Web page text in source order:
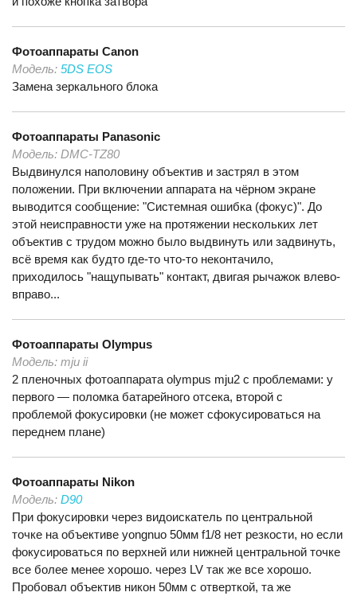
Фотоаппараты Canon
Модель: 5DS EOS
Замена зеркального блока
Фотоаппараты Panasonic
Модель: DMC-TZ80
Выдвинулся наполовину объектив и застрял в этом
положении. При включении аппарата на чёрном экране
выводится сообщение: "Системная ошибка (фокус)". До
этой неисправности уже на протяжении нескольких лет
объектив с трудом можно было выдвинуть или задвинуть,
всё время как будто где-то что-то неконтачило,
приходилось "нащупывать" контакт, двигая рычажок влево-
вправо...
Фотоаппараты Olympus
Модель: mju ii
2 пленочных фотоаппарата olympus mju2 с проблемами: у
первого — поломка батарейного отсека, второй с
проблемой фокусировки (не может сфокусироваться на
переднем плане)
Фотоаппараты Nikon
Модель: D90
При фокусировки через видоискатель по центральной
точке на объективе yongnuo 50мм f1/8 нет резкости, но если
фокусироваться по верхней или нижней центральной точке
все более менее хорошо. через LV так же все хорошо.
Пробовал объектив никон 50мм с отверткой, та же